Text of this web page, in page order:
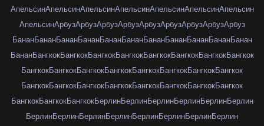
АпельсинАпельсинАпельсинАпельсинАпельсинАпельсинАпельсин
АпельсинАрбузАрбузАрбузАрбузАрбузАрбузАрбузАрбузАрбуз
БананБананБананБананБананБананБананБананБананБананБанан
БананБангкокБангкокБангкокБангкокБангкокБангкокБангкокБангкок
БангкокБангкокБангкокБангкокБангкокБангкокБангкокБангкок
БангкокБангкокБангкокБангкокБангкокБангкокБангкокБангкок
БангкокБангкокБангкокБерлинБерлинБерлинБерлинБерлинБерлин
БерлинБерлинБерлинБерлинБерлинБерлинБерлинБерлин